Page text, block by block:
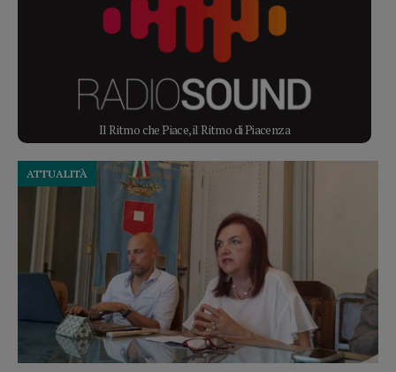
Il Ritmo che Piace, il Ritmo di Piacenza
ATTUALITÀ